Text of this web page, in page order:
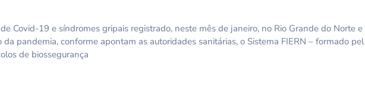
Covid-19 e síndromes gripais registrado, neste mês de janeiro, no Rio Grande do Norte e
pandemia, conforme apontam as autoridades sanitárias, o Sistema FIERN – formado pel
de biossegurança